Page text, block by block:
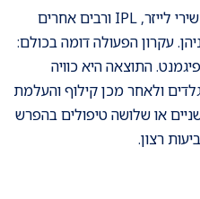
תעשיות האסתטיקה שטופות במכשירי לייזר, IPL ורבים אחרים
עקרון הפעולה דומה בכולם:
התוצאה היא כוויה
ולאחר מכן קילוף והעלמת
או שלושה טיפולים בהפרש
רצון.